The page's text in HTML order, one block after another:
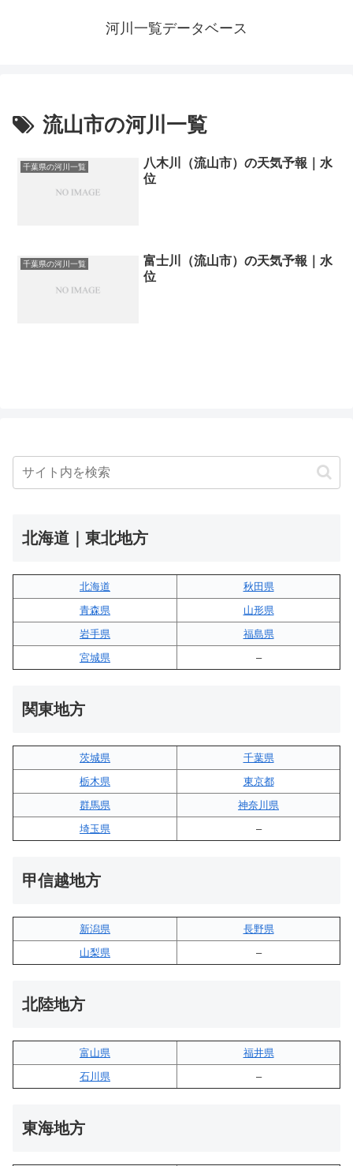
河川一覧データベース
流山市の河川一覧
千葉県の河川一覧
八木川（流山市）の天気予報｜水
位
千葉県の河川一覧
富士川（流山市）の天気予報｜水
位
北海道｜東北地方
北海道
秋田県
青森県
山形県
岩手県
福島県
宮城県
–
関東地方
茨城県
千葉県
栃木県
東京都
群馬県
神奈川県
埼玉県
–
甲信越地方
新潟県
長野県
山梨県
–
北陸地方
富山県
福井県
石川県
–
東海地方